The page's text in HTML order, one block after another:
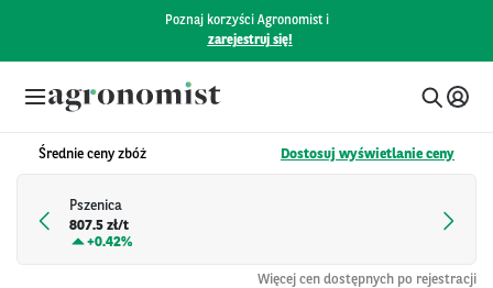
Poznaj korzyści Agronomist i
zarejestruj się!
Średnie ceny zbóż Dostosuj wyświetlanie ceny
Pszenica
807.5 zł/t
+0.42%
Więcej cen dostępnych po rejestracji